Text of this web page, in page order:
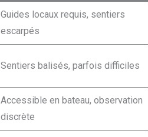
Guides locaux requis, sentiers
escarpés
Sentiers balisés, parfois difficiles
Accessible en bateau, observation
discrète